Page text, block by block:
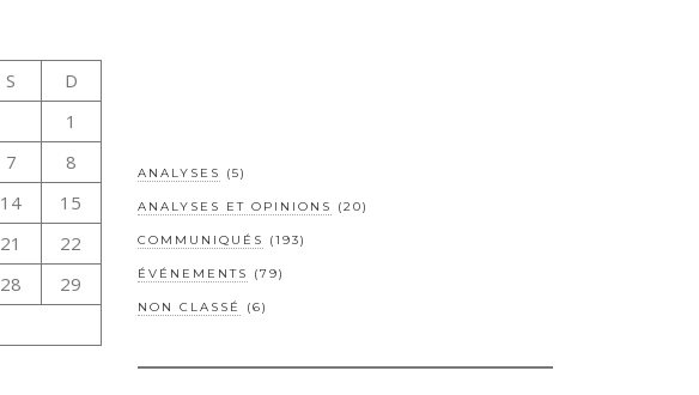
S
D
1
7
8
14
15
21
22
28
29
ANALYSES (5)
ANALYSES ET OPINIONS (20)
COMMUNIQUÉS (193)
ÉVÉNEMENTS (79)
NON CLASSÉ (6)